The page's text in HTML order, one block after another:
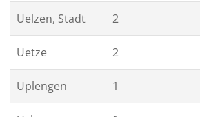
Uelzen, Stadt 2
Uetze 2
Uplengen 1